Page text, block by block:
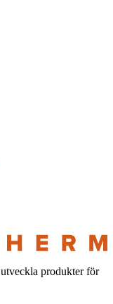
produkter för